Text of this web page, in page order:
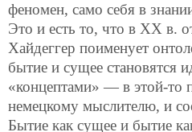
феномен, само себя в
Это и есть то, что в ХХ в.
Хайдеггер поименует
бытие и сущее становятся
«концептами» — в этой-то
немецкому мыслителю, и
Бытие как сущее и бытие